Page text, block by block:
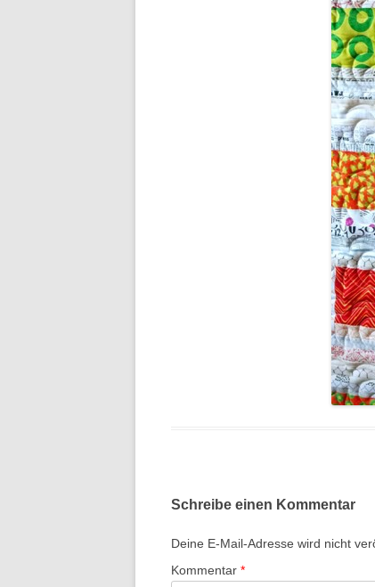
Schreibe einen Kommentar
Deine E-Mail-Adresse wird nicht
Kommentar *